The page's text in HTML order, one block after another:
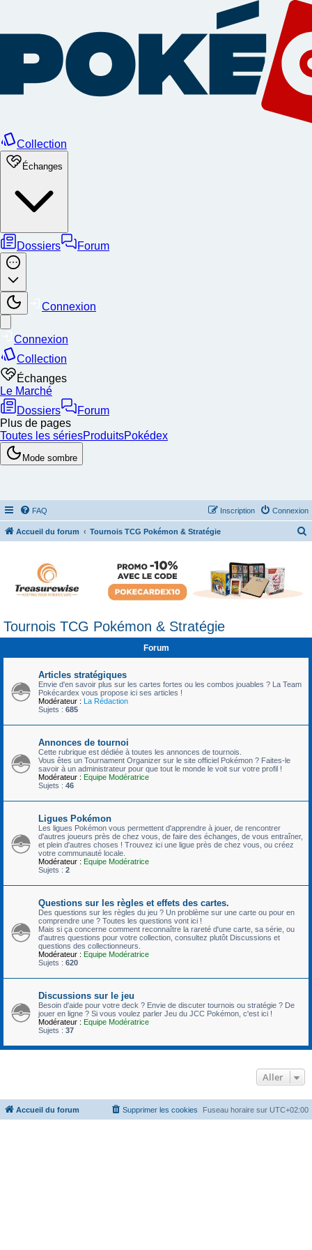
FAQ Connexion
Inscription
Accueil du forum Tournois TCG Pokémon & Stratégie
Tournois TCG Pokémon & Stratégie
Forum
Articles stratégiques
Envie d'en savoir plus sur les cartes fortes ou les combos jouables ? La Team
Pokécardex vous propose ici ses articles !
Modérateur : La Rédaction
Sujets : 685
Annonces de tournoi
Cette rubrique est dédiée à toutes les annonces de tournois.
Vous êtes un Tournament Organizer sur le site officiel Pokémon ? Faites-le
savoir à un administrateur pour que tout le monde le voit sur votre profil !
Modérateur : Equipe Modératrice
Sujets : 46
Ligues Pokémon
Les ligues Pokémon vous permettent d'apprendre à jouer, de rencontrer
d'autres joueurs près de chez vous, de faire des échanges, de vous entraîner,
et plein d'autres choses ! Trouvez ici une ligue près de chez vous, ou créez
votre communauté locale.
Modérateur : Equipe Modératrice
Sujets : 2
Questions sur les règles et effets des cartes.
Des questions sur les règles du jeu ? Un problème sur une carte ou pour en
comprendre une ? Toutes les questions vont ici !
Mais si ça concerne comment reconnaître la rareté d'une carte, sa série, ou
d'autres questions pour votre collection, consultez plutôt Discussions et
questions des collectionneurs.
Modérateur : Equipe Modératrice
Sujets : 620
Discussions sur le jeu
Besoin d'aide pour votre deck ? Envie de discuter tournois ou stratégie ? De
jouer en ligne ? Si vous voulez parler Jeu du JCC Pokémon, c'est ici !
Modérateur : Equipe Modératrice
Sujets : 37
Aller
Accueil du forum Fuseau horaire sur UTC+02:00
Supprimer les cookies